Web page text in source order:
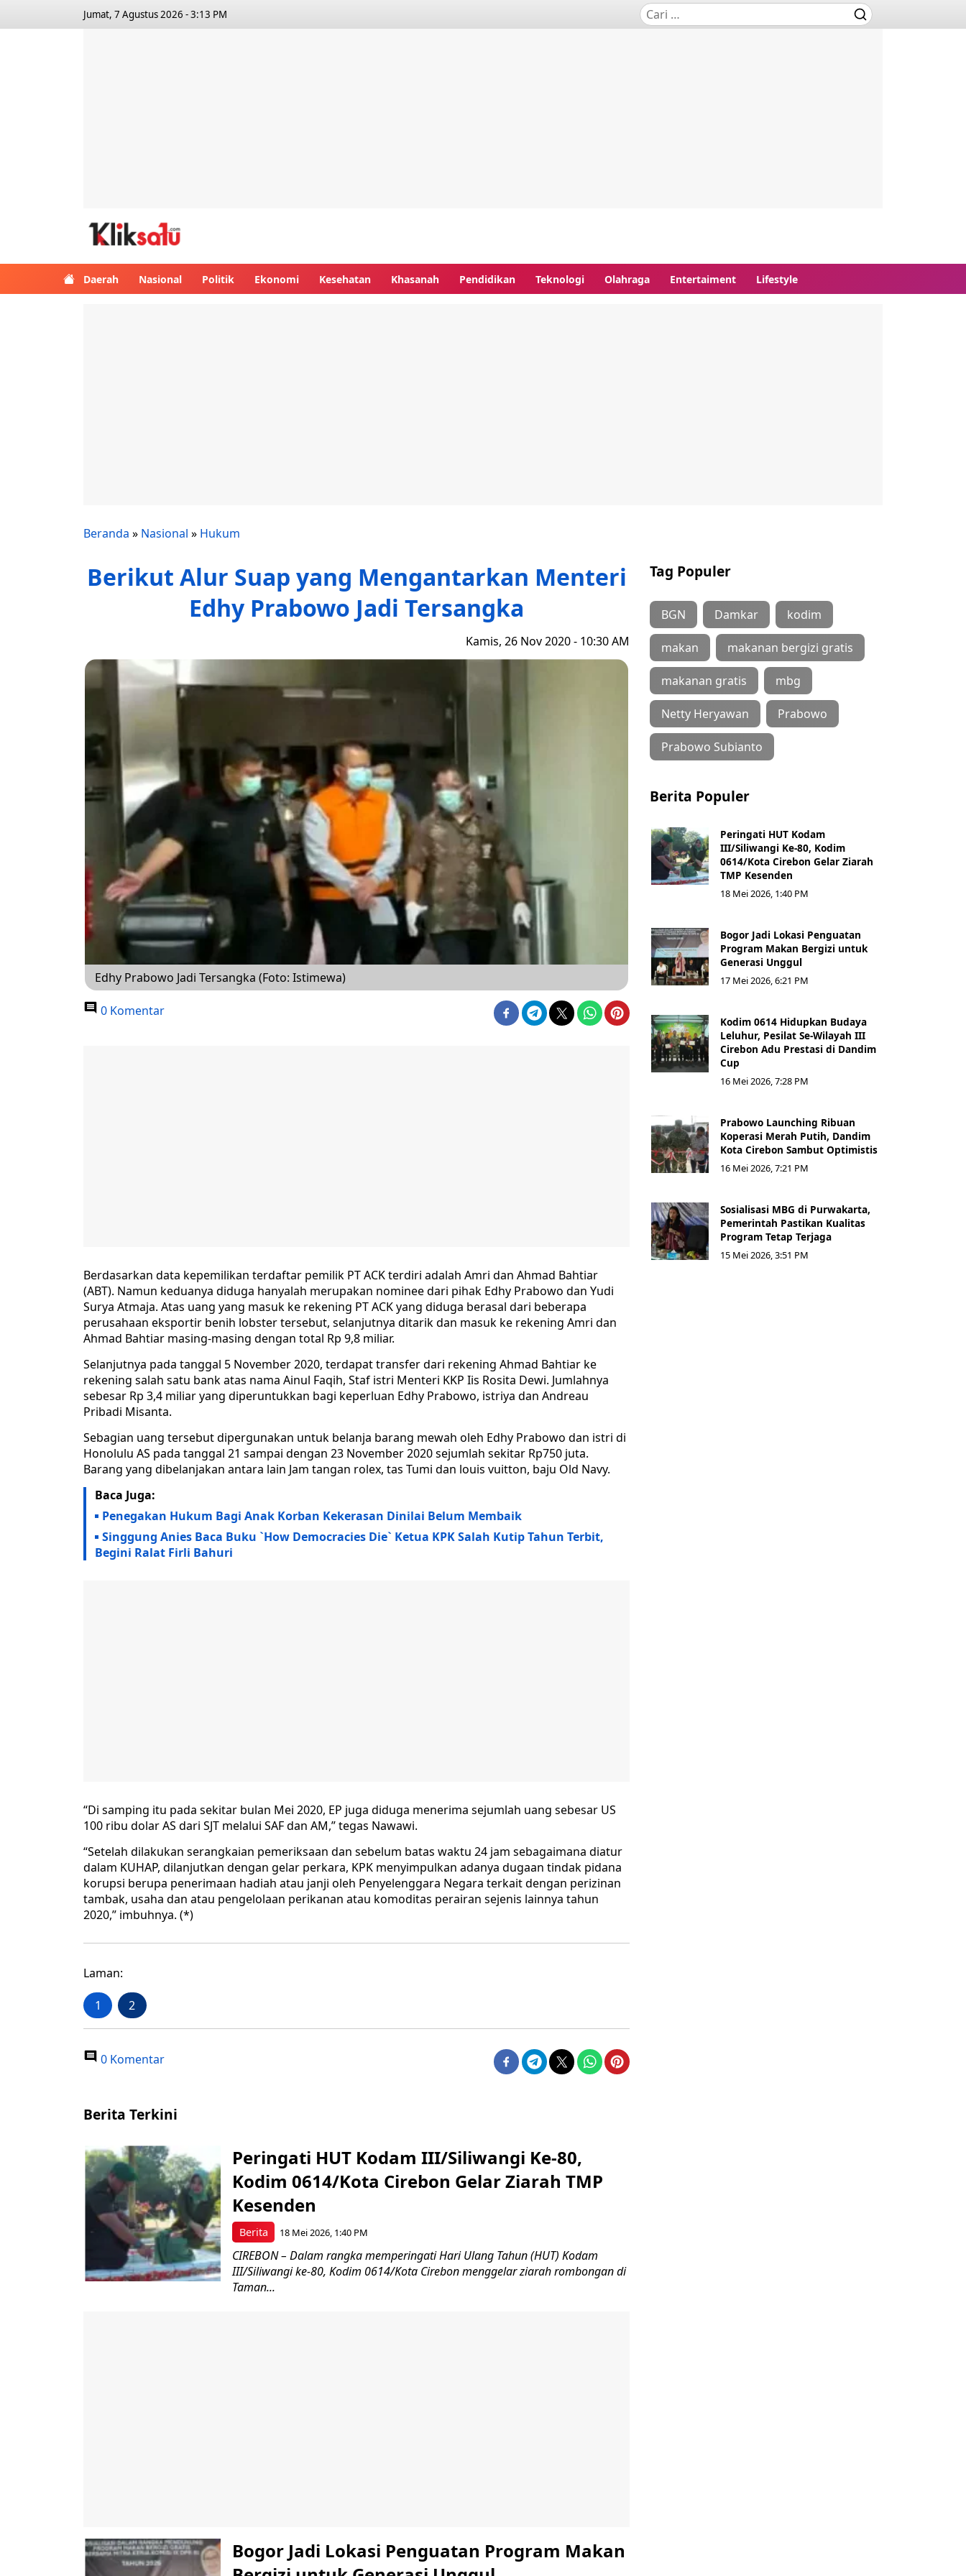
Jumat, 7 Agustus 2026 - 3:13 PM
Daerah Nasional Politik Ekonomi Kesehatan Khasanah Pendidikan Teknologi Olahraga Entertaiment Lifestyle
Beranda » Nasional » Hukum
Berikut Alur Suap yang Mengantarkan Menteri
Edhy Prabowo Jadi Tersangka
Kamis, 26 Nov 2020 - 10:30 AM
Edhy Prabowo Jadi Tersangka (Foto: Istimewa)
0 Komentar
Berdasarkan data kepemilikan terdaftar pemilik PT ACK terdiri adalah Amri dan Ahmad Bahtiar
(ABT). Namun keduanya diduga hanyalah merupakan nominee dari pihak Edhy Prabowo dan Yudi
Surya Atmaja. Atas uang yang masuk ke rekening PT ACK yang diduga berasal dari beberapa
perusahaan eksportir benih lobster tersebut, selanjutnya ditarik dan masuk ke rekening Amri dan
Ahmad Bahtiar masing-masing dengan total Rp 9,8 miliar.
Selanjutnya pada tanggal 5 November 2020, terdapat transfer dari rekening Ahmad Bahtiar ke
rekening salah satu bank atas nama Ainul Faqih, Staf istri Menteri KKP Iis Rosita Dewi. Jumlahnya
sebesar Rp 3,4 miliar yang diperuntukkan bagi keperluan Edhy Prabowo, istriya dan Andreau
Pribadi Misanta.
Sebagian uang tersebut dipergunakan untuk belanja barang mewah oleh Edhy Prabowo dan istri di
Honolulu AS pada tanggal 21 sampai dengan 23 November 2020 sejumlah sekitar Rp750 juta.
Barang yang dibelanjakan antara lain Jam tangan rolex, tas Tumi dan louis vuitton, baju Old Navy.
Baca Juga:
Penegakan Hukum Bagi Anak Korban Kekerasan Dinilai Belum Membaik
Singgung Anies Baca Buku `How Democracies Die` Ketua KPK Salah Kutip Tahun Terbit,
Begini Ralat Firli Bahuri
“Di samping itu pada sekitar bulan Mei 2020, EP juga diduga menerima sejumlah uang sebesar US
100 ribu dolar AS dari SJT melalui SAF dan AM,” tegas Nawawi.
“Setelah dilakukan serangkaian pemeriksaan dan sebelum batas waktu 24 jam sebagaimana diatur
dalam KUHAP, dilanjutkan dengan gelar perkara, KPK menyimpulkan adanya dugaan tindak pidana
korupsi berupa penerimaan hadiah atau janji oleh Penyelenggara Negara terkait dengan perizinan
tambak, usaha dan atau pengelolaan perikanan atau komoditas perairan sejenis lainnya tahun
2020,” imbuhnya. (*)
Laman:
1 2
0 Komentar
Tag Populer
BGN Damkar kodim
makan makanan bergizi gratis
makanan gratis mbg
Netty Heryawan Prabowo
Prabowo Subianto
Berita Populer
Peringati HUT Kodam
III/Siliwangi Ke-80, Kodim
0614/Kota Cirebon Gelar Ziarah
TMP Kesenden
18 Mei 2026, 1:40 PM
Bogor Jadi Lokasi Penguatan
Program Makan Bergizi untuk
Generasi Unggul
17 Mei 2026, 6:21 PM
Kodim 0614 Hidupkan Budaya
Leluhur, Pesilat Se-Wilayah III
Cirebon Adu Prestasi di Dandim
Cup
16 Mei 2026, 7:28 PM
Prabowo Launching Ribuan
Koperasi Merah Putih, Dandim
Kota Cirebon Sambut Optimistis
16 Mei 2026, 7:21 PM
Sosialisasi MBG di Purwakarta,
Pemerintah Pastikan Kualitas
Program Tetap Terjaga
15 Mei 2026, 3:51 PM
Berita Terkini
Berita
Peringati HUT Kodam III/Siliwangi Ke-80,
Kodim 0614/Kota Cirebon Gelar Ziarah TMP
Kesenden
18 Mei 2026, 1:40 PM
CIREBON – Dalam rangka memperingati Hari Ulang Tahun (HUT) Kodam
III/Siliwangi ke-80, Kodim 0614/Kota Cirebon menggelar ziarah rombongan di
Taman...
Bogor Jadi Lokasi Penguatan Program Makan